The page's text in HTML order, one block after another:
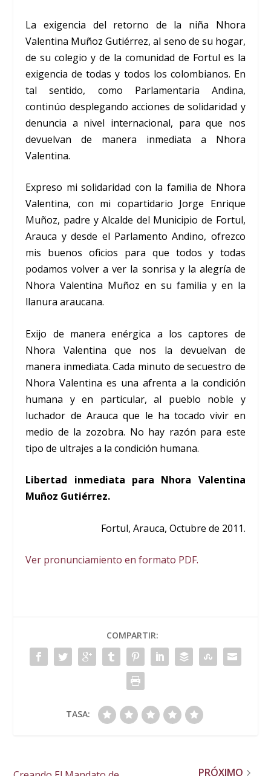
La exigencia del retorno de la niña Nhora
Valentina Muñoz Gutiérrez, al seno de su hogar,
de su colegio y de la comunidad de Fortul es la
exigencia de todas y todos los colombianos. En
tal sentido, como Parlamentaria Andina,
continúo desplegando acciones de solidaridad y
denuncia a nivel internacional, para que nos
devuelvan de manera inmediata a Nhora
Valentina.
Expreso mi solidaridad con la familia de Nhora
Valentina, con mi copartidario Jorge Enrique
Muñoz, padre y Alcalde del Municipio de Fortul,
Arauca y desde el Parlamento Andino, ofrezco
mis buenos oficios para que todos y todas
podamos volver a ver la sonrisa y la alegría de
Nhora Valentina Muñoz en su familia y en la
llanura araucana.
Exijo de manera enérgica a los captores de
Nhora Valentina que nos la devuelvan de
manera inmediata. Cada minuto de secuestro de
Nhora Valentina es una afrenta a la condición
humana y en particular, al pueblo noble y
luchador de Arauca que le ha tocado vivir en
medio de la zozobra. No hay razón para este
tipo de ultrajes a la condición humana.
Libertad inmediata para Nhora Valentina
Muñoz Gutiérrez.
Fortul, Arauca, Octubre de 2011.
Ver pronunciamiento en formato PDF.
COMPARTIR:
TASA:
PRÓXIMO